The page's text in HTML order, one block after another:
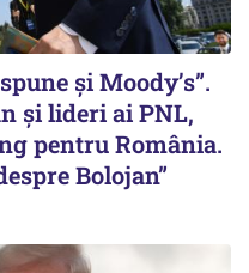
și Moody’s”.
și lideri ai PNL,
pentru România.
Bolojan”